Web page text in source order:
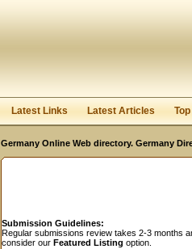
Latest Links Latest Articles
Germany Online Web directory. Germany
Submission Guidelines:
Regular submissions review takes 2-3 months
consider our Featured Listing option.